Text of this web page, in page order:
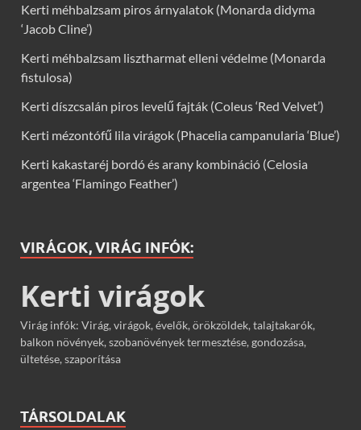
Kerti méhbalzsam piros árnyalatok (Monarda didyma
‘Jacob Cline’)
Kerti méhbalzsam lisztharmat elleni védelme (Monarda
fistulosa)
Kerti díszcsalán piros levelű fajták (Coleus ‘Red Velvet’)
Kerti mézontófű lila virágok (Phacelia campanularia ‘Blue’)
Kerti kakastaréj bordó és arany kombináció (Celosia
argentea ‘Flamingo Feather’)
VIRÁGOK, VIRÁG INFÓK:
Kerti virágok
Virág infók: Virág, virágok, évelők, örökzöldek, talajtakarók,
balkon növények, szobanövények termesztése, gondozása,
ültetése, szaporítása
TÁRSOLDALAK